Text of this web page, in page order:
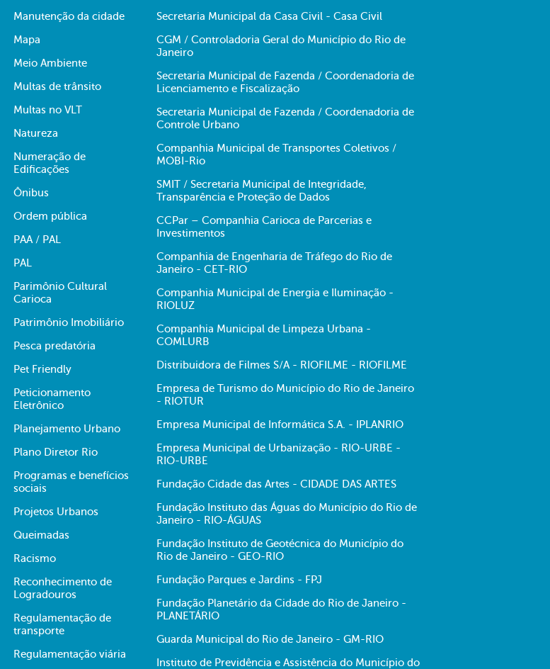
Manutenção da cidade
Mapa
Meio Ambiente
Multas de trânsito
Multas no VLT
Natureza
Numeração de
Edificações
Ônibus
Ordem pública
PAA / PAL
PAL
Parimônio Cultural
Carioca
Patrimônio Imobiliário
Pesca predatória
Pet Friendly
Peticionamento
Eletrônico
Planejamento Urbano
Plano Diretor Rio
Programas e benefícios
sociais
Projetos Urbanos
Queimadas
Racismo
Reconhecimento de
Logradouros
Regulamentação de
transporte
Regulamentação viária
Secretaria Municipal da Casa Civil - Casa Civil
CGM / Controladoria Geral do Município do Rio de
Janeiro
Secretaria Municipal de Fazenda / Coordenadoria de
Licenciamento e Fiscalização
Secretaria Municipal de Fazenda / Coordenadoria de
Controle Urbano
Companhia Municipal de Transportes Coletivos /
MOBI-Rio
SMIT / Secretaria Municipal de Integridade,
Transparência e Proteção de Dados
CCPar – Companhia Carioca de Parcerias e
Investimentos
Companhia de Engenharia de Tráfego do Rio de
Janeiro - CET-RIO
Companhia Municipal de Energia e Iluminação -
RIOLUZ
Companhia Municipal de Limpeza Urbana -
COMLURB
Distribuidora de Filmes S/A - RIOFILME - RIOFILME
Empresa de Turismo do Município do Rio de Janeiro
- RIOTUR
Empresa Municipal de Informática S.A. - IPLANRIO
Empresa Municipal de Urbanização - RIO-URBE -
RIO-URBE
Fundação Cidade das Artes - CIDADE DAS ARTES
Fundação Instituto das Águas do Município do Rio de
Janeiro - RIO-ÁGUAS
Fundação Instituto de Geotécnica do Município do
Rio de Janeiro - GEO-RIO
Fundação Parques e Jardins - FPJ
Fundação Planetário da Cidade do Rio de Janeiro -
PLANETÁRIO
Guarda Municipal do Rio de Janeiro - GM-RIO
Instituto de Previdência e Assistência do Município do